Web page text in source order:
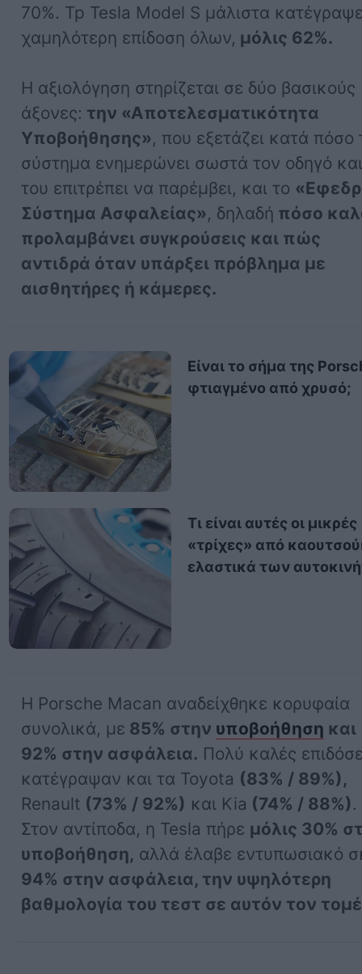
70%. Tp Tesla Model S μάλιστα
χαμηλότερη επίδοση όλων, μόλις 62%.
Η αξιολόγηση στηρίζεται σε δύο βασικούς
άξονες: την «Αποτελεσματικότητα
Υποβοήθησης», που εξετάζει κατά πόσο
σύστημα ενημερώνει σωστά τον οδηγό
του επιτρέπει να παρέμβει, και το
Σύστημα Ασφαλείας», δηλαδή πόσο
προλαμβάνει συγκρούσεις και πώς
αντιδρά όταν υπάρξει πρόβλημα με
αισθητήρες ή κάμερες.
Είναι το σήμα της
φτιαγμένο από χρυσό;
Τι είναι αυτές οι μικρές
«τρίχες» από
ελαστικά των
Η Porsche Macan αναδείχθηκε κορυφαία
συνολικά, με 85% στην υποβοήθηση και
92% στην ασφάλεια. Πολύ καλές
κατέγραψαν και τα Toyota (83% / 89%),
Renault (73% / 92%) και Kia (74% / 88%).
Στον αντίποδα, η Tesla πήρε μόλις 30%
υποβοήθηση, αλλά έλαβε εντυπωσιακό
94% στην ασφάλεια, την υψηλότερη
βαθμολογία του τεστ σε αυτόν τον